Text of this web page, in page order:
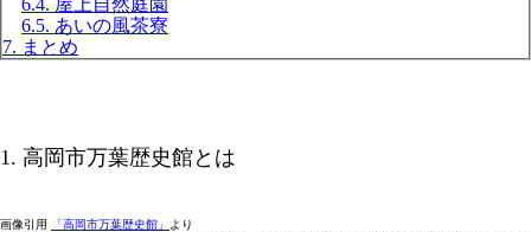
6.4. 屋上自然庭園
6.5. あいの風茶寮
7. まとめ
1. 高岡市万葉歴史館とは
画像引用 「高岡市万葉歴史館」 より